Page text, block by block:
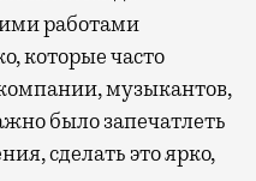
работами
которые часто
музыкантов,
было запечатлеть
сделать это ярко,